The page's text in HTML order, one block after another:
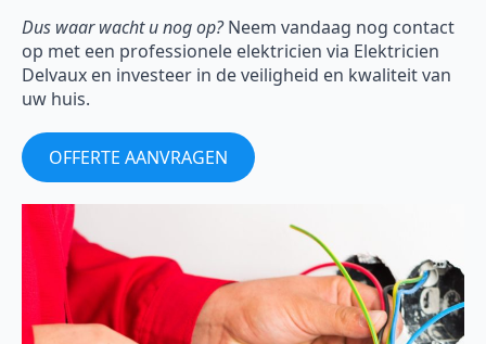
Dus waar wacht u nog op?Neem vandaag nog contact
op met een professionele elektricien via Elektricien
Delvaux en investeer in de veiligheid en kwaliteit van
uw huis.
OFFERTE AANVRAGEN